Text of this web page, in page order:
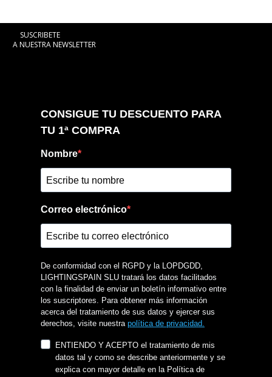
SUSCRIBETE
A NUESTRA NEWSLETTER